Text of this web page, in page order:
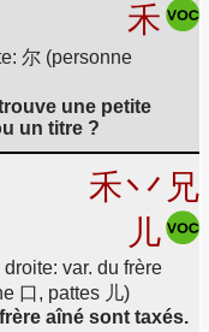
禾
尔 (personne
une petite
un titre ?
禾丷 兄
儿
var. du frère
口, pattes 儿)
aîné sont taxés.